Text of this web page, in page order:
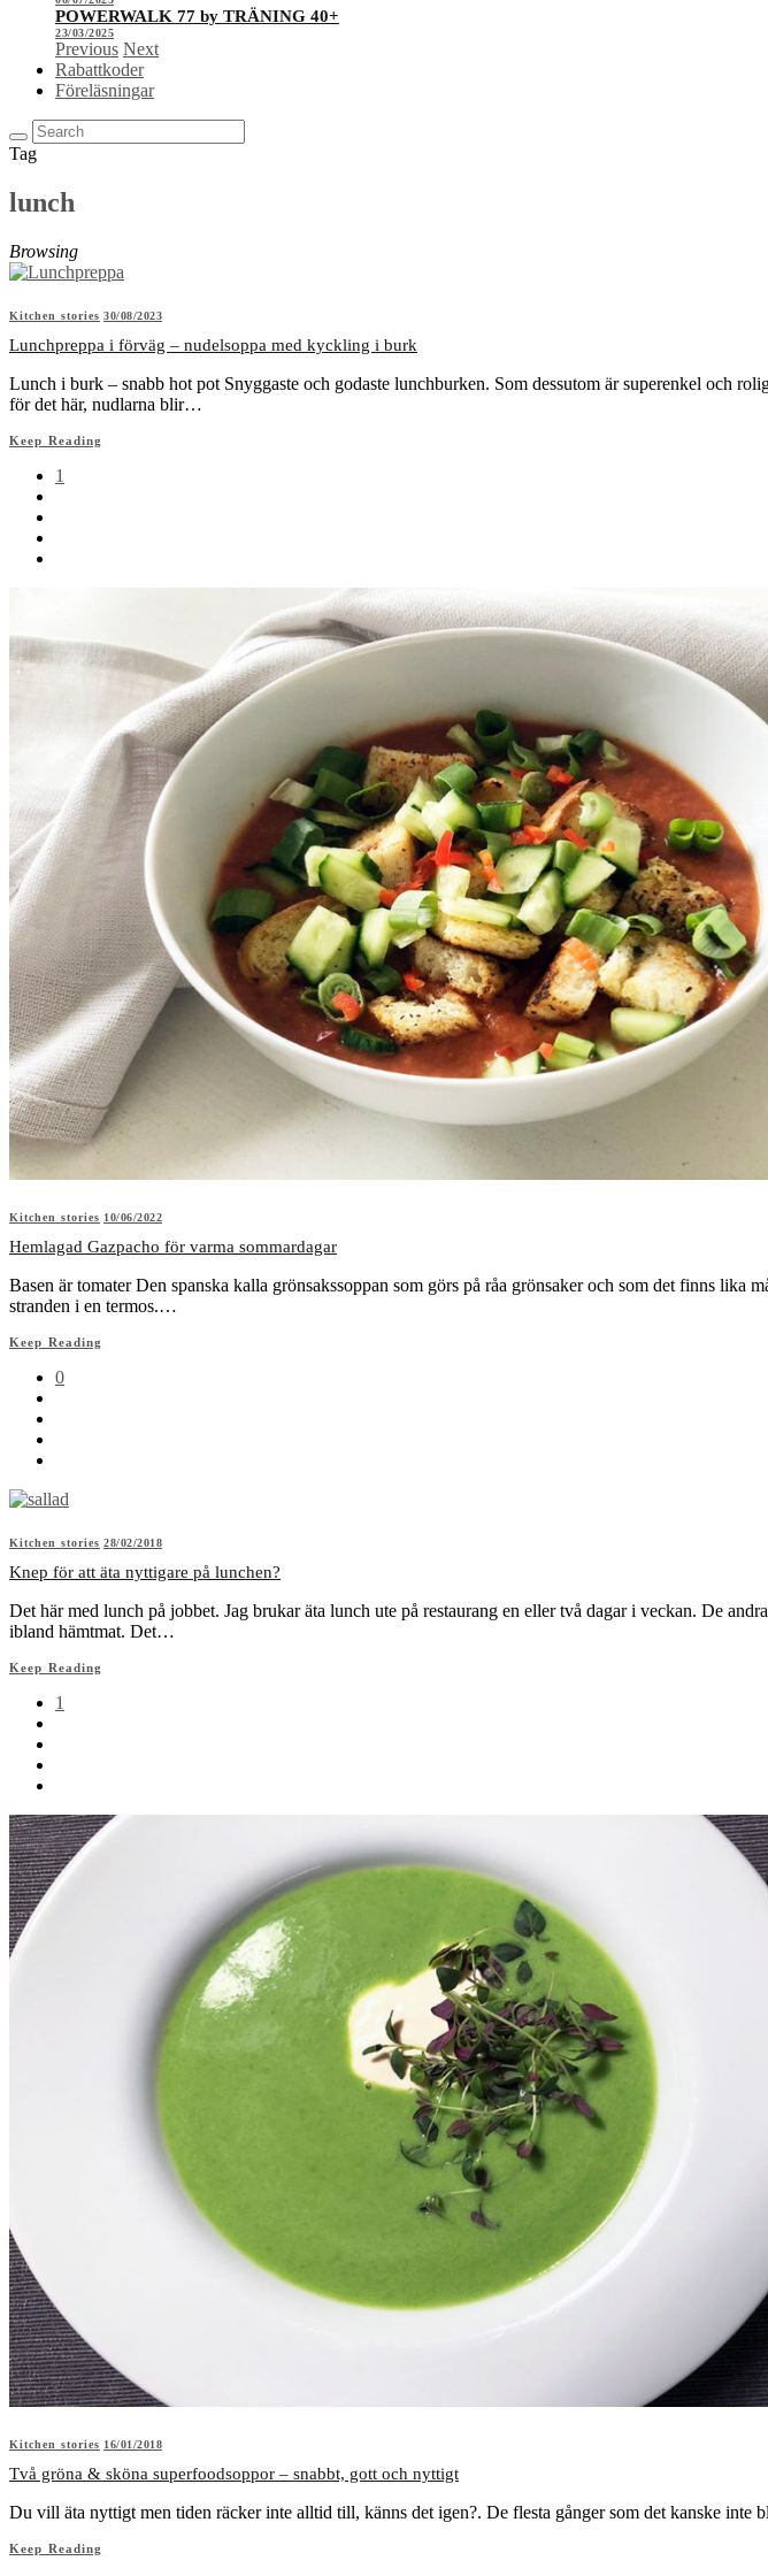
POWERWALK 77 by TRÄNING 40+
23/03/2025
Previous Next
Rabattkoder
Föreläsningar
Tag
lunch
Browsing
Kitchen stories 30/08/2023
Lunchpreppa i förväg – nudelsoppa med kyckling i burk
Lunch i burk – snabb hot pot Snyggaste och godaste lunchburken. Som dessutom är superenkel och
för det här, nudlarna blir…
Keep Reading
1
Kitchen stories 10/06/2022
Hemlagad Gazpacho för varma sommardagar
Basen är tomater Den spanska kalla grönsakssoppan som görs på råa grönsaker och som det finns
stranden i en termos.…
Keep Reading
0
Kitchen stories 28/02/2018
Knep för att äta nyttigare på lunchen?
Det här med lunch på jobbet. Jag brukar äta lunch ute på restaurang en eller två dagar i veckan. De
ibland hämtmat. Det…
Keep Reading
1
Kitchen stories 16/01/2018
Två gröna & sköna superfoodsoppor – snabbt, gott och nyttigt
Du vill äta nyttigt men tiden räcker inte alltid till, känns det igen?. De flesta gånger som det kanske
Keep Reading